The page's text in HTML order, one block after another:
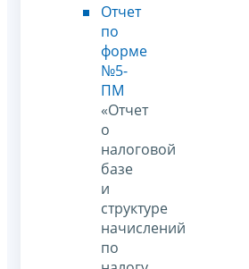
Отчет
по
форме
№5-
ПМ
«Отчет
о
налоговой
базе
и
структуре
начислений
по